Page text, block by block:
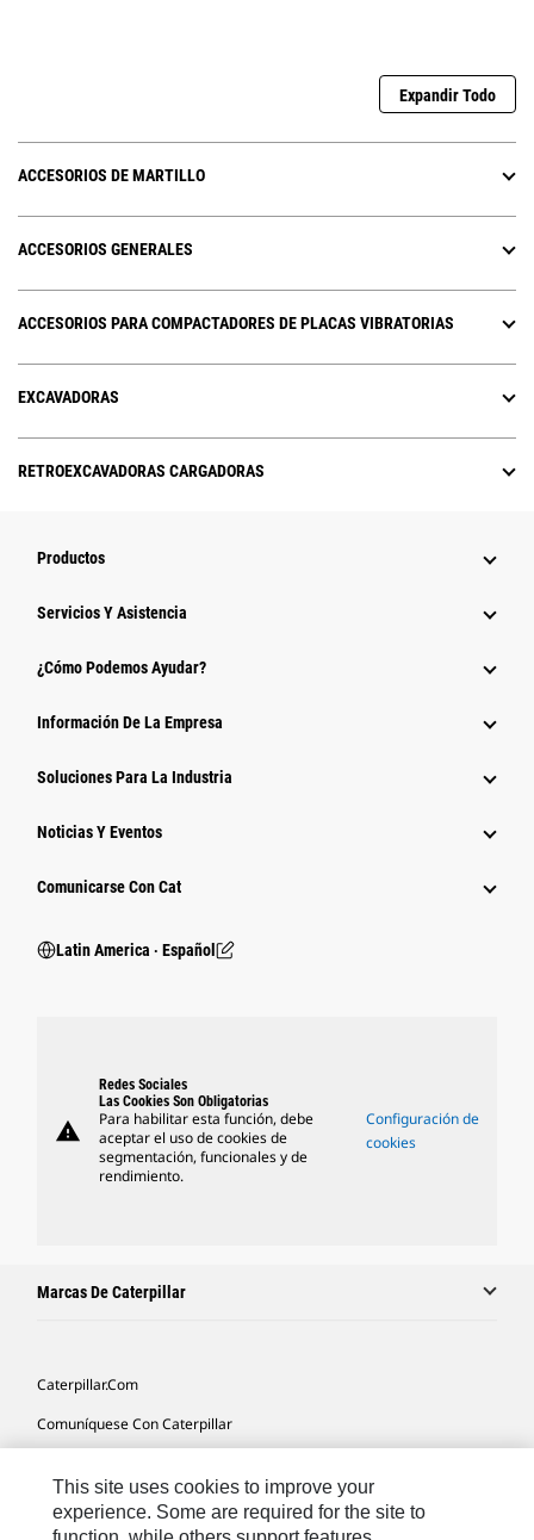
Expandir Todo
ACCESORIOS DE MARTILLO
ACCESORIOS GENERALES
ACCESORIOS PARA COMPACTADORES DE PLACAS VIBRATORIAS
EXCAVADORAS
RETROEXCAVADORAS CARGADORAS
Productos
Servicios Y Asistencia
¿Cómo Podemos Ayudar?
Información De La Empresa
Soluciones Para La Industria
Noticias Y Eventos
Comunicarse Con Cat
Latin America ‧ Español
warning
Redes Sociales
Las Cookies Son Obligatorias
Para habilitar esta función, debe
aceptar el uso de cookies de
segmentación, funcionales y de
rendimiento.
Configuración de
cookies
Marcas De Caterpillar
Caterpillar.com
Comuníquese Con Caterpillar
Mapa Del Sitio
This site uses cookies to improve your
experience. Some are required for the site to